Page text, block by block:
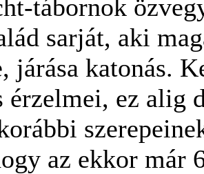
tábornok
sarját, aki
járása katonás.
érzelmei, ez alig
az ekkor már